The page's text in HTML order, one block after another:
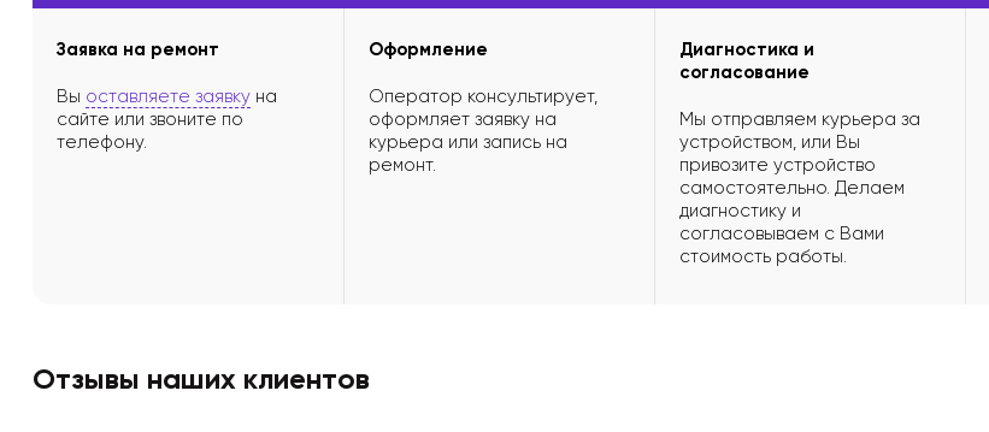
Заявка на ремонт
Вы оставляете заявку на
сайте или звоните по
телефону.
Оформление
Оператор консультирует,
оформляет заявку на
курьера или запись на
ремонт.
Диагностика и
согласование
Мы отправляем курьера за
устройством, или Вы
привозите устройство
самостоятельно. Делаем
диагностику и
согласовываем с Вами
стоимость работы.
Отзывы наших клиентов